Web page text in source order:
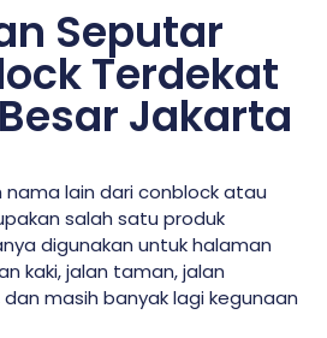
Seputar
Terdekat
Jakarta
nama lain dari conblock atau
salah satu produk
digunakan untuk halaman
kaki, jalan taman, jalan
masih banyak lagi kegunaan